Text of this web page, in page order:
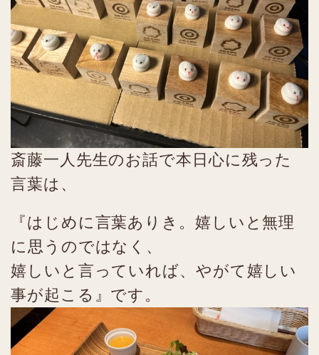
斎藤一人先生のお話で本日心に残った
言葉は、
『はじめに言葉ありき。嬉しいと無理
に思うのではなく、
嬉しいと言っていれば、やがて嬉しい
事が起こる』です。